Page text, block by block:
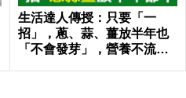
生活達人傳授：只要「一
招」，蔥、蒜、薑放半年也
「不會發芽」，營養不流